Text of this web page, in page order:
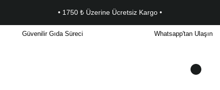
• 1750 ₺ Üzerine Ücretsiz Kargo •
Güvenilir Gıda Süreci Whatsapp'tan Ulaşın